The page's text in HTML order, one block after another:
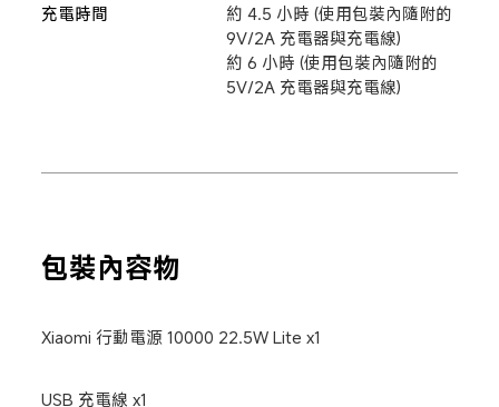
充電時間
約 4.5 小時 (使用包裝內隨附的
9V/2A 充電器與充電線)
約 6 小時 (使用包裝內隨附的
5V/2A 充電器與充電線)
包裝內容物
Xiaomi 行動電源 10000 22.5W Lite x1
USB 充電線 x1